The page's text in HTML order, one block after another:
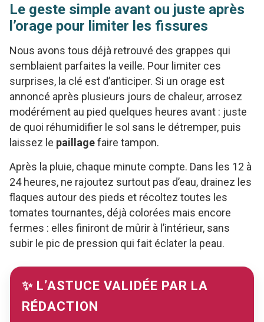
Le geste simple avant ou juste après
l’orage pour limiter les fissures
Nous avons tous déjà retrouvé des grappes qui
semblaient parfaites la veille. Pour limiter ces
surprises, la clé est d’anticiper. Si un orage est
annoncé après plusieurs jours de chaleur, arrosez
modérément au pied quelques heures avant : juste
de quoi réhumidifier le sol sans le détremper, puis
laissez le paillagefaire tampon.
Après la pluie, chaque minute compte. Dans les 12 à
24 heures, ne rajoutez surtout pas d’eau, drainez les
flaques autour des pieds et récoltez toutes les
tomates tournantes, déjà colorées mais encore
fermes : elles finiront de mûrir à l’intérieur, sans
subir le pic de pression qui fait éclater la peau.
✨ L’ASTUCE VALIDÉE PAR LA
RÉDACTION